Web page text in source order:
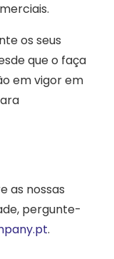
os seus
que o faça
em vigor em
as nossas
pergunte-
.